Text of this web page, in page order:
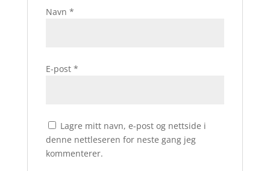
Navn *
E-post *
Lagre mitt navn, e-post og nettside i
denne nettleseren for neste gang jeg
kommenterer.